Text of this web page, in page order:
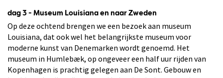
dag 3 - Museum Louisiana en naar Zweden
Op deze ochtend brengen we een bezoek aan museum
Louisiana, dat ook wel het belangrijkste museum voor
moderne kunst van Denemarken wordt genoemd. Het
museum in Humlebæk, op ongeveer een half uur rijden van
Kopenhagen is prachtig gelegen aan De Sont. Gebouw en